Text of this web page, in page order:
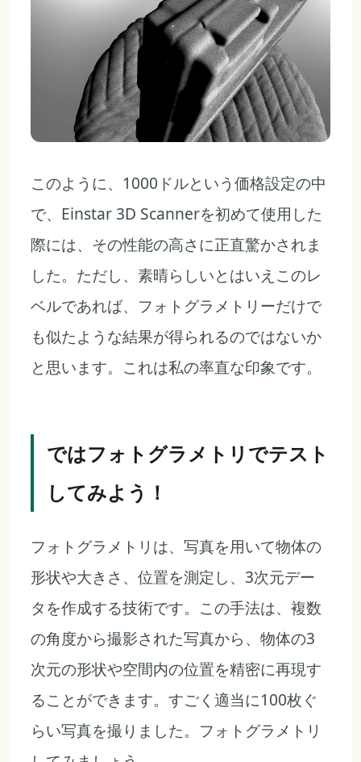
このように、1000ドルという価格設定の中
で、Einstar 3D Scannerを初めて使用した
際には、その性能の高さに正直驚かされま
した。ただし、素晴らしいとはいえこのレ
ベルであれば、フォトグラメトリーだけで
も似たような結果が得られるのではないか
と思います。これは私の率直な印象です。
ではフォトグラメトリでテスト
してみよう！
フォトグラメトリは、写真を用いて物体の
形状や大きさ、位置を測定し、3次元デー
タを作成する技術です。この手法は、複数
の角度から撮影された写真から、物体の3
次元の形状や空間内の位置を精密に再現す
ることができます。すごく適当に100枚ぐ
らい写真を撮りました。フォトグラメトリ